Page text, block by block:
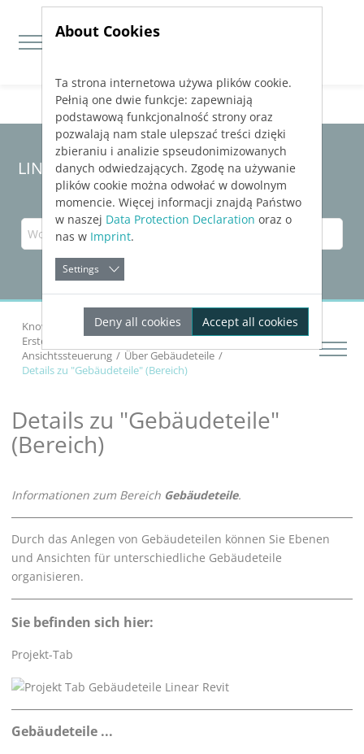
Jump directly to main navigation
Jump directly to content
LINEAR Solutions25für Revit
Knowledge Base Revit
Erste Schritte
Erste Schritte mit
Ansichtssteuerung
Über Gebäudeteile
Details zu "Gebäudeteile" (Bereich)
Details zu "Gebäudeteile"
(Bereich)
Informationen zum Bereich Gebäudeteile.
Durch das Anlegen von Gebäudeteilen können Sie Ebenen
und Ansichten für unterschiedliche Gebäudeteile
organisieren.
Sie befinden sich hier:
Projekt-Tab
Gebäudeteile ...
About Cookies
Ta strona internetowa używa plików cookie.
Pełnią one dwie funkcje: zapewniają
podstawową funkcjonalność strony oraz
pozwalają nam stale ulepszać treści dzięki
zbieraniu i analizie spseudonimizowanych
danych odwiedzających. Zgodę na używanie
plików cookie można odwołać w dowolnym
momencie. Więcej informacji znajdą Państwo
w naszej Data Protection Declaration oraz o
nas w Imprint.
Settings
Deny all cookies Accept all cookies